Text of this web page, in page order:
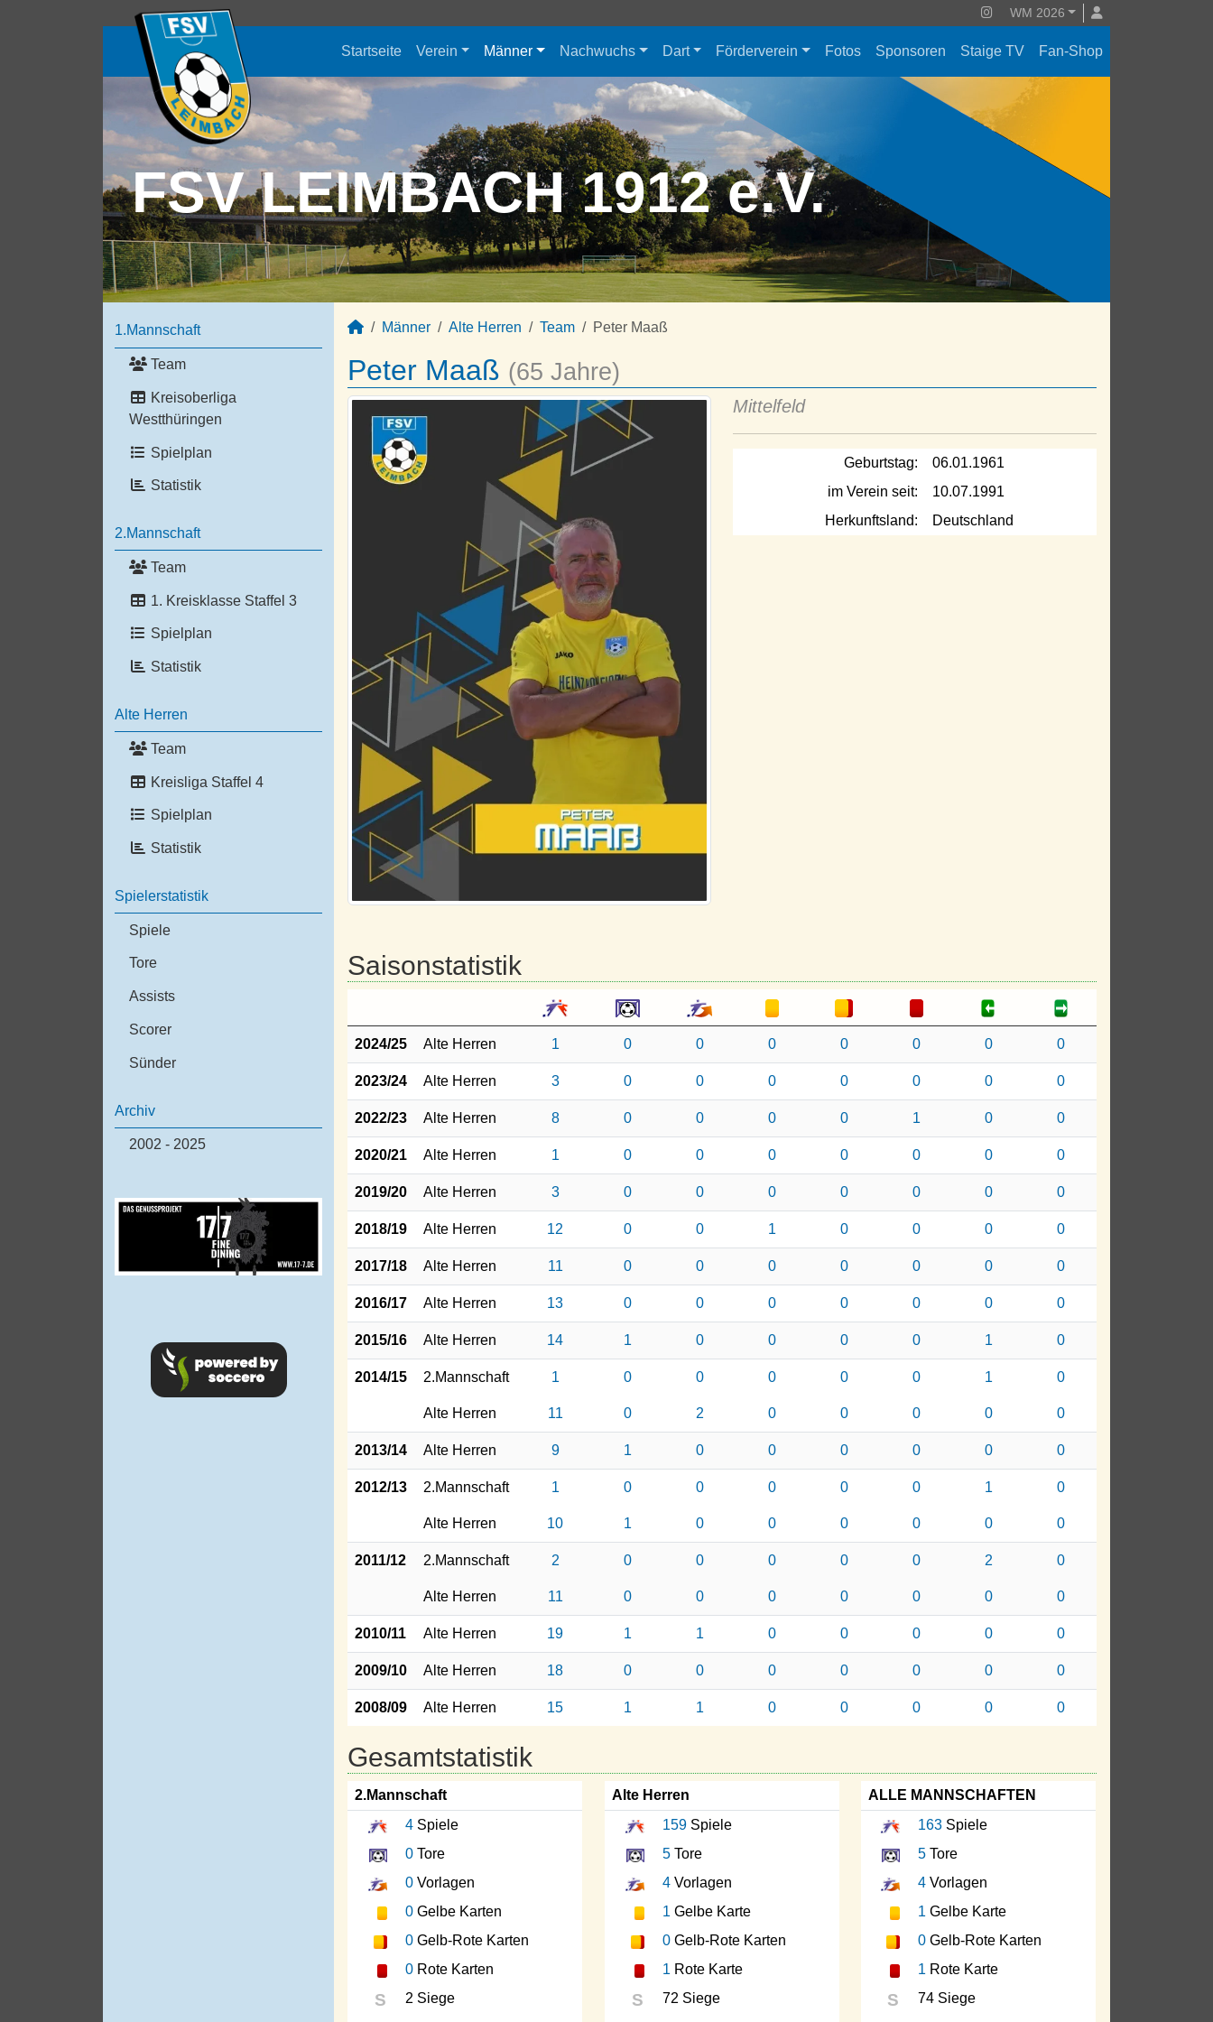
WM 2026
Startseite Verein Männer Nachwuchs Dart Förderverein Fotos Sponsoren Staige TV Fan-Shop
FSV LEIMBACH 1912 e.V.
1.Mannschaft
Team
Kreisoberliga
Westthüringen
Spielplan
Statistik
2.Mannschaft
Team
1. Kreisklasse Staffel 3
Spielplan
Statistik
Alte Herren
Team
Kreisliga Staffel 4
Spielplan
Statistik
Spielerstatistik
Spiele
Tore
Assists
Scorer
Sünder
Archiv
2002 - 2025
Männer Alte Herren Team Peter Maaß
Peter Maaß (65 Jahre)
Mittelfeld
Geburtstag:
06.01.1961
im Verein seit:
10.07.1991
Herkunftsland:
Deutschland
Saisonstatistik
2024/25 Alte Herren 1 0 0 0 0 0 0 0
2023/24 Alte Herren 3 0 0 0 0 0 0 0
2022/23 Alte Herren 8 0 0 0 0 1 0 0
2020/21 Alte Herren 1 0 0 0 0 0 0 0
2019/20 Alte Herren 3 0 0 0 0 0 0 0
2018/19 Alte Herren 12 0 0 1 0 0 0 0
2017/18 Alte Herren 11 0 0 0 0 0 0 0
2016/17 Alte Herren 13 0 0 0 0 0 0 0
2015/16 Alte Herren 14 1 0 0 0 0 1 0
2014/15 2.Mannschaft 1 0 0 0 0 0 1 0
Alte Herren 11 0 2 0 0 0 0 0
2013/14 Alte Herren 9 1 0 0 0 0 0 0
2012/13 2.Mannschaft 1 0 0 0 0 0 1 0
Alte Herren 10 1 0 0 0 0 0 0
2011/12 2.Mannschaft 2 0 0 0 0 0 2 0
Alte Herren 11 0 0 0 0 0 0 0
2010/11 Alte Herren 19 1 1 0 0 0 0 0
2009/10 Alte Herren 18 0 0 0 0 0 0 0
2008/09 Alte Herren 15 1 1 0 0 0 0 0
Gesamtstatistik
2.Mannschaft
4 Spiele
0 Tore
0 Vorlagen
0 Gelbe Karten
0 Gelb-Rote Karten
0 Rote Karten
S 2 Siege
Alte Herren
159Spiele
5Tore
4Vorlagen
1Gelbe Karte
0Gelb-Rote Karten
1Rote Karte
S 72 Siege
ALLE MANNSCHAFTEN
163 Spiele
5 Tore
4 Vorlagen
1 Gelbe Karte
0 Gelb-Rote Karten
1 Rote Karte
S 74 Siege